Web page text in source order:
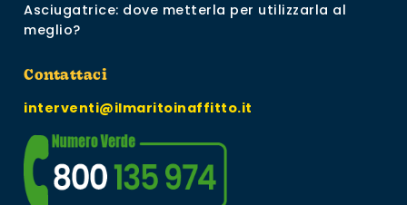
Asciugatrice: dove metterla per utilizzarla al
meglio?
Contattaci
interventi@ilmaritoinaffitto.it